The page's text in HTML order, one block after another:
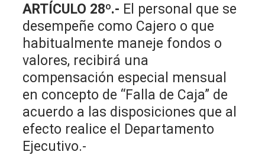
ARTÍCULO 28º.- El personal que se
desempeñe como Cajero o que
habitualmente maneje fondos o
valores, recibirá una
compensación especial mensual
en concepto de “Falla de Caja” de
acuerdo a las disposiciones que al
efecto realice el Departamento
Ejecutivo.-